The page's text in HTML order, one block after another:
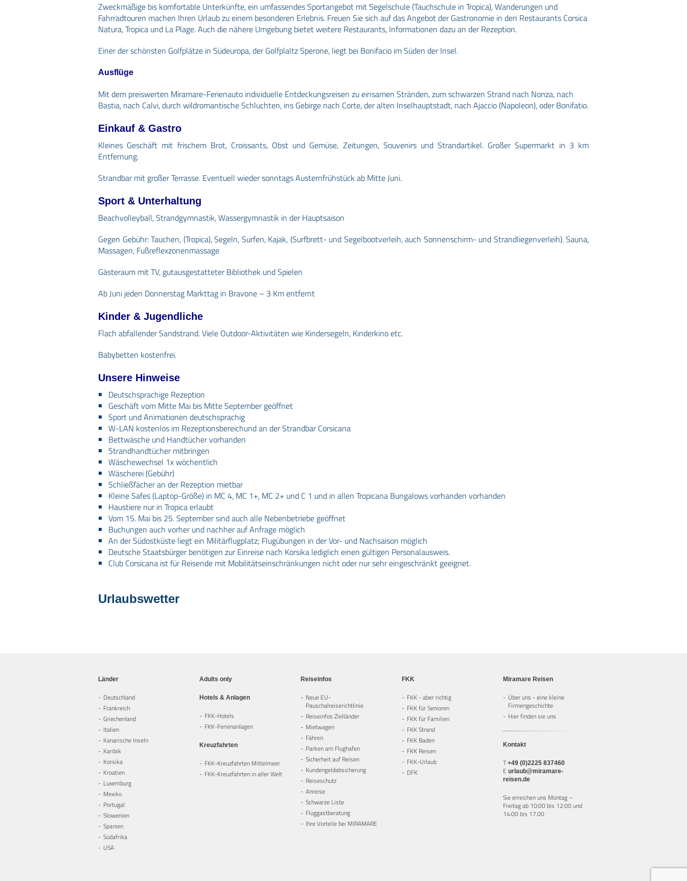
Zweckmäßige bis komfortable Unterkünfte, ein umfassendes Sportangebot mit Segelschule (Tauchschule in Tropica), Wanderungen und
Fahrradtouren machen Ihren Urlaub zu einem besonderen Erlebnis. Freuen Sie sich auf das Angebot der Gastronomie in den Restaurants Corsica
Natura, Tropica und La Plage. Auch die nähere Umgebung bietet weitere Restaurants, Informationen dazu an der Rezeption.
Einer der schönsten Golfplätze in Südeuropa, der Golfplaltz Sperone, liegt bei Bonifacio im Süden der Insel.
Ausflüge
Mit dem preiswerten Miramare-Ferienauto individuelle Entdeckungsreisen zu einsamen Stränden, zum schwarzen Strand nach Nonza, nach
Bastia, nach Calvi, durch wildromantische Schluchten, ins Gebirge nach Corte, der alten Inselhauptstadt, nach Ajaccio (Napoleon), oder Bonifatio.
Einkauf & Gastro
Kleines Geschäft mit frischem Brot, Croissants, Obst und Gemüse, Zeitungen, Souvenirs und Strandartikel. Großer Supermarkt in 3 km
Entfernung.
Strandbar mit großer Terrasse. Eventuell wieder sonntags Austernfrühstück ab Mitte Juni.
Sport & Unterhaltung
Beachvolleyball, Strandgymnastik, Wassergymnastik in der Hauptsaison
Gegen Gebühr: Tauchen, (Tropica), Segeln, Surfen, Kajak, (Surfbrett- und Segelbootverleih, auch Sonnenschirm- und Strandliegenverleih). Sauna,
Massagen, Fußreflexzonenmassage
Gästeraum mit TV, gutausgestatteter Bibliothek und Spielen
Ab Juni jeden Donnerstag Markttag in Bravone – 3 Km entfernt
Kinder & Jugendliche
Flach abfallender Sandstrand. Viele Outdoor-Aktivitäten wie Kindersegeln, Kinderkino etc.
Babybetten kostenfrei.
Unsere Hinweise
Deutschsprachige Rezeption
Geschäft vom Mitte Mai bis Mitte September geöffnet
Sport und Animationen deutschsprachig
W-LAN kostenlos im Rezeptionsbereichund an der Strandbar Corsicana
Bettwäsche und Handtücher vorhanden
Strandhandtücher mitbringen
Wäschewechsel 1x wöchentlich
Wäscherei (Gebühr)
Schließfächer an der Rezeption mietbar
Kleine Safes (Laptop-Größe) in MC 4, MC 1+, MC 2+ und C 1 und in allen Tropicana Bungalows vorhanden vorhanden
Haustiere nur in Tropica erlaubt
Vom 15. Mai bis 25. September sind auch alle Nebenbetriebe geöffnet
Buchungen auch vorher und nachher auf Anfrage möglich
An der Südostküste liegt ein Militärflugplatz; Flugübungen in der Vor- und Nachsaison möglich
Deutsche Staatsbürger benötigen zur Einreise nach Korsika lediglich einen gültigen Personalausweis.
Club Corsicana ist für Reisende mit Mobilitätseinschränkungen nicht oder nur sehr eingeschränkt geeignet.
Urlaubswetter
Länder
Deutschland
Frankreich
Griechenland
Italien
Kanarische Inseln
Karibik
Korsika
Kroatien
Luxemburg
Mexiko
Portugal
Slowenien
Spanien
Südafrika
USA
Adults only
Hotels & Anlagen
FKK-Hotels
FKK-Ferienanlagen
Kreuzfahrten
FKK-Kreuzfahrten Mittelmeer
FKK-Kreuzfahrten in aller Welt
Reiseinfos
Neue EU-
Pauschalreiserichtlinie
Reiseinfos Zielländer
Mietwagen
Fähren
Parken am Flughafen
Sicherheit auf Reisen
Kundengeldabsicherung
Reiseschutz
Anreise
Schwarze Liste
Fluggastberatung
Ihre Vorteile bei MIRAMARE
FKK
FKK - aber richtig
FKK für Senioren
FKK für Familien
FKK Strand
FKK Baden
FKK Reisen
FKK-Urlaub
DFK
Miramare Reisen
Über uns - eine kleine
Firmengeschichte
Hier finden sie uns
Kontakt
T +49 (0)2225 837460
E urlaub@miramare-
reisen.de
Sie erreichen uns Montag –
Freitag ab 10:00 bis 12:00 und
14:00 bis 17.00